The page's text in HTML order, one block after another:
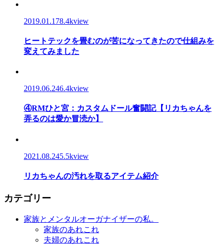
2019.01.178.4kview
ヒートテックを畳むのが苦になってきたので仕組みを
変えてみました
2019.06.246.4kview
④RMひと宮：カスタムドール奮闘記【リカちゃんを
弄るのは愛か冒涜か】
2021.08.245.5kview
リカちゃんの汚れを取るアイテム紹介
カテゴリー
家族とメンタルオーガナイザーの私。
家族のあれこれ
夫婦のあれこれ